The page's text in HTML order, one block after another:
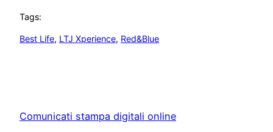
Tags:
Best Life, LTJ Xperience, Red&Blue
Comunicati stampa digitali online